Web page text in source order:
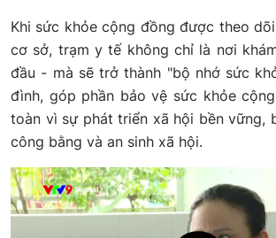
Khi sức khỏe cộng đồng được theo
cơ sở, trạm y tế không chỉ là nơi
đầu - mà sẽ trở thành "bộ nhớ sức
đình, góp phần bảo vệ sức khỏe
toàn vì sự phát triển xã hội bền vững,
công bằng và an sinh xã hội.